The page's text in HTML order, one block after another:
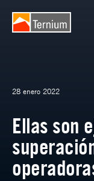
28 enero 2022
Ellas son